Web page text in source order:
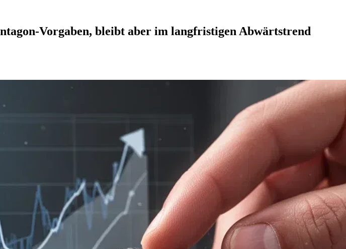
Vorgaben, bleibt aber im langfristigen Abwärtstrend